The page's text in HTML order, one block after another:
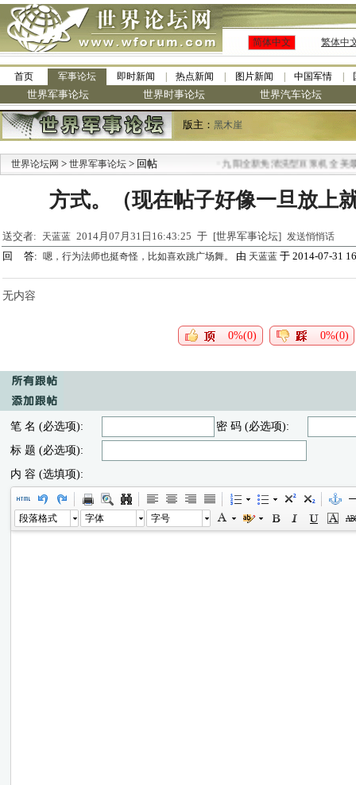
简体中文 繁体中
首页 军事论坛 即时新闻 热点新闻 图片新闻 中国军情
世界军事论坛 世界时事论坛 世界汽车论坛
版主： 黑木崖
世界论坛网 > 世界军事论坛 > 回帖 九阳全新免清洗型豆浆机 全美最低
方式。（现在帖子好像一旦放上
送交者: 天蓝蓝 2014月07月31日16:43:25 于 [世界军事论坛] 发送悄悄话
回 答: 嗯，行为法师也挺奇怪，比如喜欢跳广场舞。 由 天蓝蓝 于 2014-07-31
无内容
0%(0) 0%(0)
笔 名 (必选项):
密 码 (必选项):
标 题 (必选项):
内 容 (选填项):
段落格式 字体 字号